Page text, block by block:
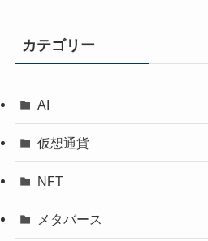
カテゴリー
AI
仮想通貨
NFT
メタバース